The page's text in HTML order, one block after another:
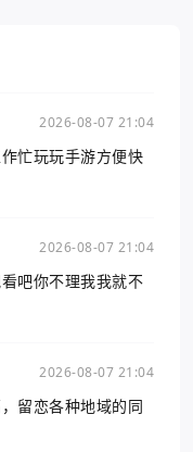
2026-08-07 21:04
忙玩玩手游方便快
2026-08-07 21:04
吧你不理我我就不
2026-08-07 21:04
留恋各种地域的同